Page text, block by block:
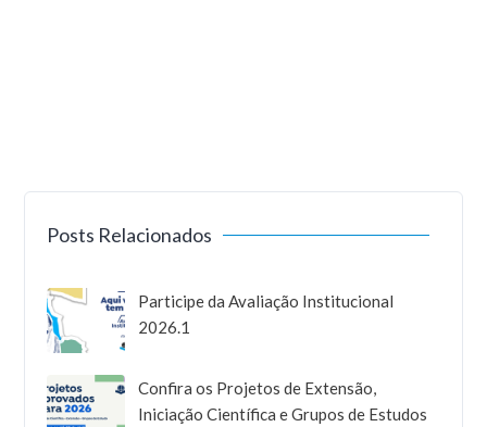
Posts Relacionados
Participe da Avaliação Institucional
2026.1
Confira os Projetos de Extensão,
Iniciação Científica e Grupos de Estudos